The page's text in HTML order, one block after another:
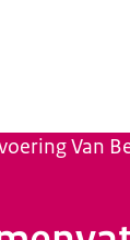
Van